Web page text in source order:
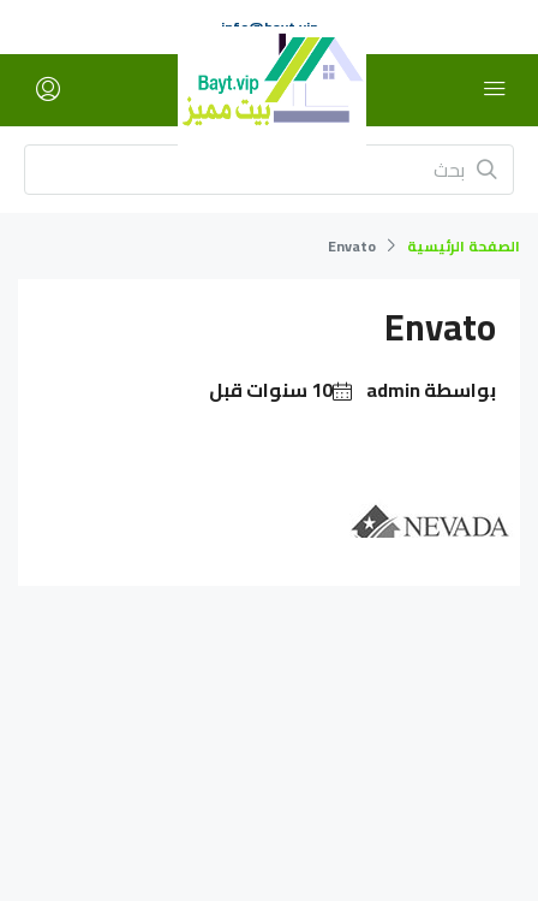
info@bayt.vip
الصفحة الرئيسية Envato
Envato
بواسطة admin